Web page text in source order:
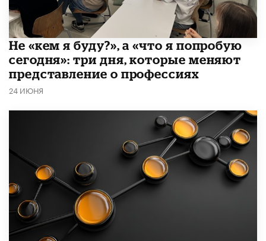
Не «кем я буду?», а «что я попробую
сегодня»: три дня, которые меняют
представление о профессиях
24 ИЮНЯ